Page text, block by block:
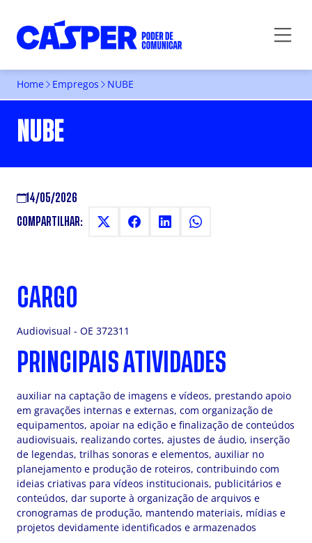
Home Empregos NUBE
NUBE
14/05/2026
COMPARTILHAR:
CARGO
Audiovisual - OE 372311
PRINCIPAIS ATIVIDADES
auxiliar na captação de imagens e vídeos, prestando apoio
em gravações internas e externas, com organização de
equipamentos, apoiar na edição e finalização de conteúdos
audiovisuais, realizando cortes, ajustes de áudio, inserção
de legendas, trilhas sonoras e elementos, auxiliar no
planejamento e produção de roteiros, contribuindo com
ideias criativas para vídeos institucionais, publicitários e
conteúdos, dar suporte à organização de arquivos e
cronogramas de produção, mantendo materiais, mídias e
projetos devidamente identificados e armazenados